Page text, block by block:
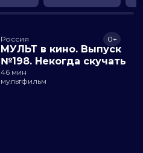
Россия
МУЛЬТ в кино. Выпуск
№198. Некогда скучать
0+
46 мин
мультфильм